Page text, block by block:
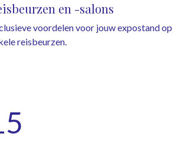
en -salons
voordelen voor jouw expostand op
reisbeurzen.